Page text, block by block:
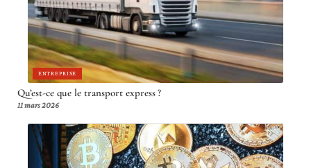
ENTREPRISE
Qu’est-ce que le transport express ?
11 mars 2026